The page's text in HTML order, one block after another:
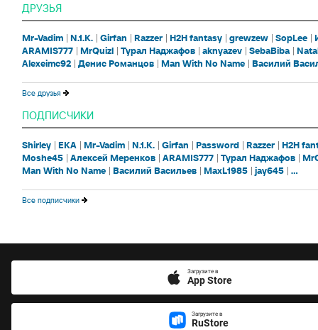
ДРУЗЬЯ
Mr-Vadim N.1.K. Girfan Razzer H2H fantasy grewzew SopLee
ARAMIS777 MrQuizl Турал Наджафов aknyazev SebaBiba
Alexeimc92 Денис Романцов Man With No Name Василий
Все друзья
ПОДПИСЧИКИ
Shirley EKA Mr-Vadim N.1.K. Girfan Password Razzer H2H
Moshe45 Алексей Меренков ARAMIS777 Турал Наджафов
Man With No Name Василий Васильев MaxL1985 jay645 ...
Все подписчики
Загрузите в
App Store
Загрузите в
RuStore